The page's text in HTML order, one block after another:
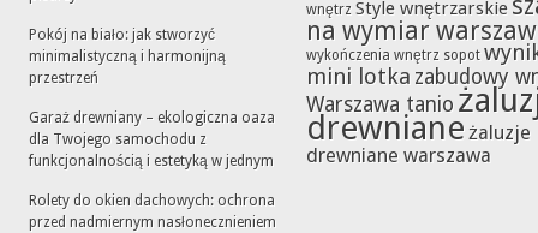
Pokój na biało: jak stworzyć
minimalistyczną i harmonijną
przestrzeń
Garaż drewniany – ekologiczna oaza
dla Twojego samochodu z
funkcjonalnością i estetyką w jednym
Rolety do okien dachowych: ochrona
przed nadmiernym nasłonecznieniem
wnętrz Style wnętrzarskie
na wymiar
wykończenia wnętrz sopot
mini lotka zabudowy
Warszawa tanio
drewniane żaluzje
drewniane warszawa